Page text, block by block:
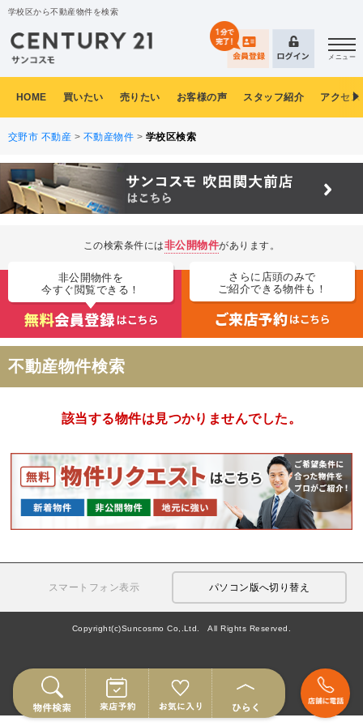
学校区から不動産物件を検索
メニュー
HOME 買いたい 売りたい お客様の声 スタッフ紹介 アクセ
交野市 不動産 > 不動産物件 > 学校区検索
この検索条件には非公開物件があります。
非公開物件を
今すぐ閲覧できる！
さらに店頭のみで
ご紹介できる物件も！
不動産物件検索
該当する物件は見つかりませんでした。
スマートフォン表示 パソコン版へ切り替え
Copyright(c)Suncosmo Co,.Ltd. All Rights Reserved.